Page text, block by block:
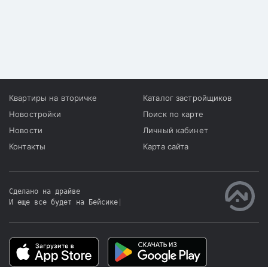
Квартиры на вторичке
Новостройки
Новости
Контакты
Каталог застройщиков
Поиск по карте
Личный кабинет
Карта сайта
Сделано на драйве
И еще все будет на Бейсике